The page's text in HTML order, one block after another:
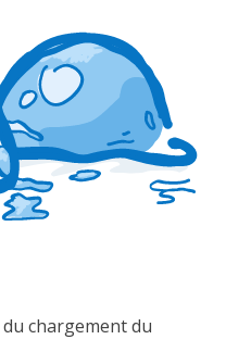
chargement du